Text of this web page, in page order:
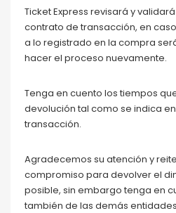
Ticket Express revisará y
contrato de transacción, en
a lo registrado en la compra
hacer el proceso nuevamente.
Tenga en cuento los tiempos
devolución tal como se indica
transacción.
Agradecemos su atención y
compromiso para devolver el
posible, sin embargo tenga en
también de las demás